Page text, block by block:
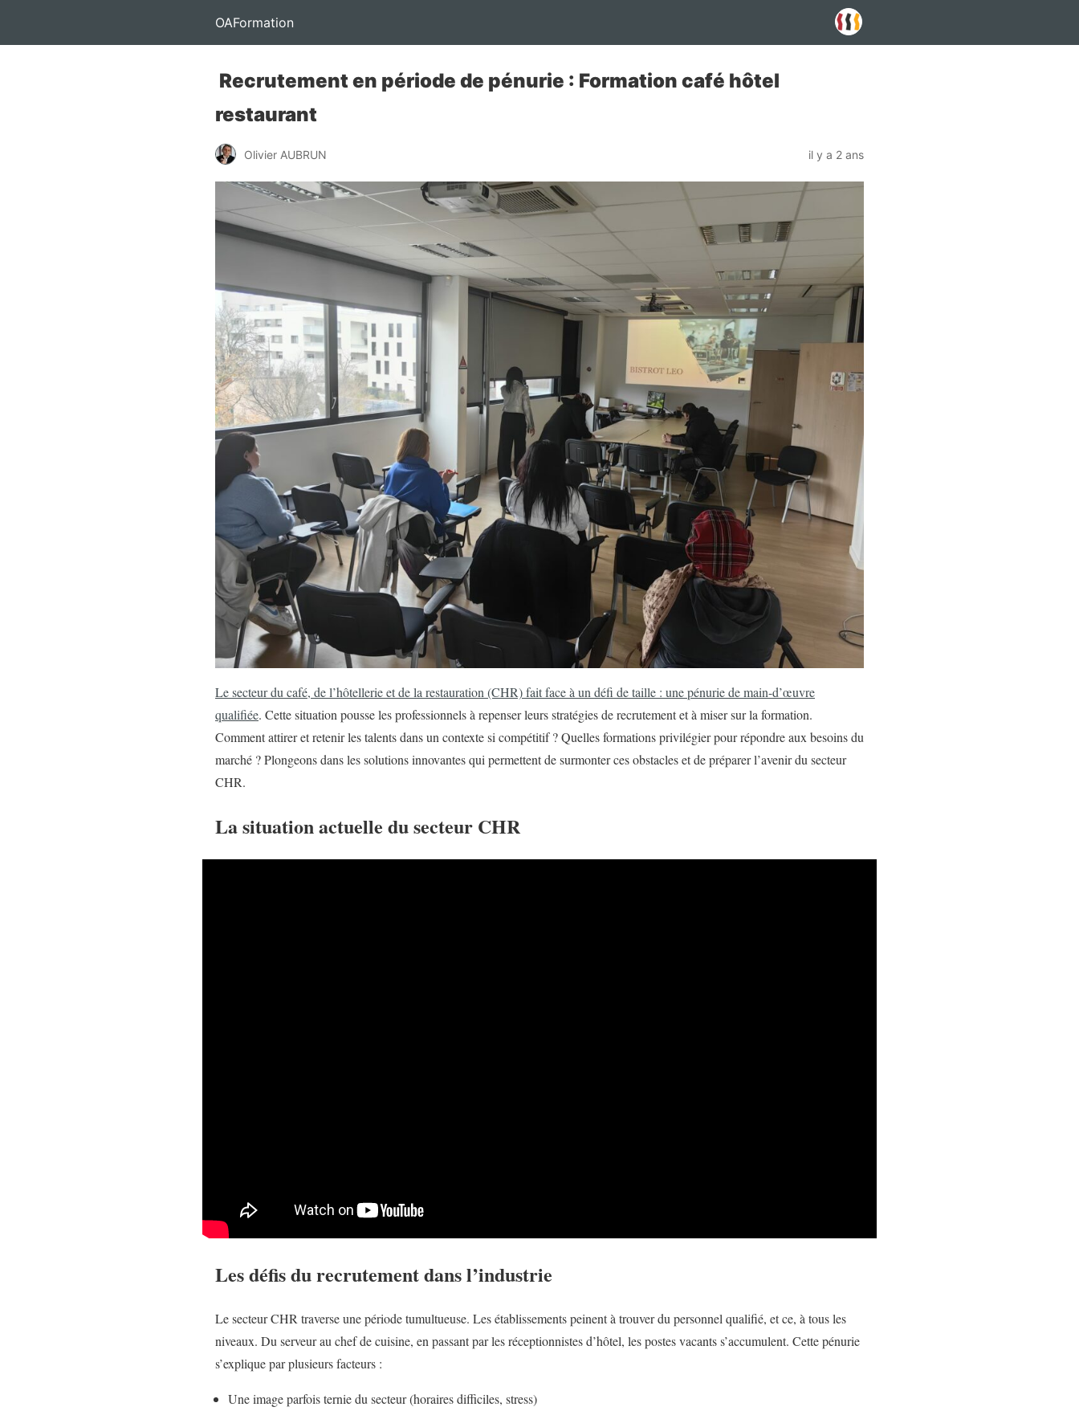
OAFormation
Recrutement en période de pénurie : Formation café hôtel
restaurant
Olivier AUBRUN il y a 2 ans
Le secteur du café, de l’hôtellerie et de la restauration (CHR) fait face à un défi de taille : une pénurie de main-d’œuvre
qualifiée. Cette situation pousse les professionnels à repenser leurs stratégies de recrutement et à miser sur la formation.
Comment attirer et retenir les talents dans un contexte si compétitif ? Quelles formations privilégier pour répondre aux besoins du
marché ? Plongeons dans les solutions innovantes qui permettent de surmonter ces obstacles et de préparer l’avenir du secteur
CHR.
La situation actuelle du secteur CHR
Les défis du recrutement dans l’industrie
Le secteur CHR traverse une période tumultueuse. Les établissements peinent à trouver du personnel qualifié, et ce, à tous les
niveaux. Du serveur au chef de cuisine, en passant par les réceptionnistes d’hôtel, les postes vacants s’accumulent. Cette pénurie
s’explique par plusieurs facteurs :
Une image parfois ternie du secteur (horaires difficiles, stress)